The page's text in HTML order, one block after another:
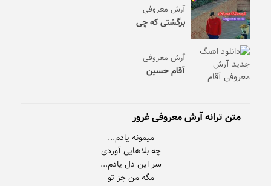
آرش معروفی
برگشتی که چی
آرش معروفی
آقام حسین
متن ترانه آرش معروفی غرور